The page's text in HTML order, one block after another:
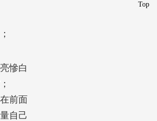
Top
慘白
前面
自己